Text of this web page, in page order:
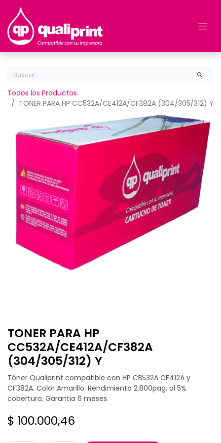
Todos los Productos
TONER PARA HP CC532A/CE412A/CF382A (304/305/312) Y
TONER PARA HP
CC532A/CE412A/CF382A
(304/305/312) Y
Tóner Qualiprint compatible con HP CB532A CE412A y
CF382A. Color Amarillo. Rendimiento 2.800pag. al 5%
cobertura. Garantia 6 meses.
$ 100.000,46